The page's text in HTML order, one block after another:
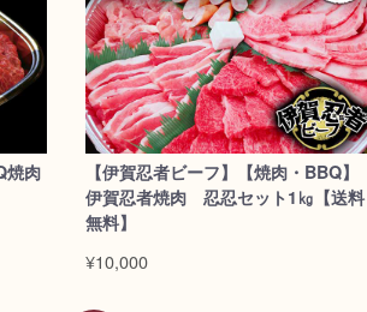
焼肉
【伊賀忍者ビーフ】【焼肉・BBQ】
伊賀忍者焼肉 忍忍セット1㎏【送料
無料】
¥10,000